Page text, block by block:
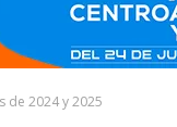
de 2024 y 2025